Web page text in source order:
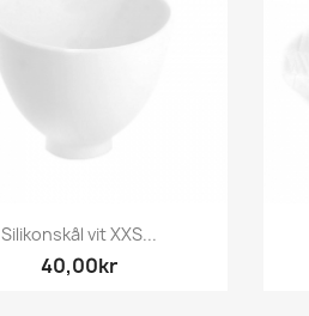
Snabbvy
Silikonskål vit XXS...
40,00kr